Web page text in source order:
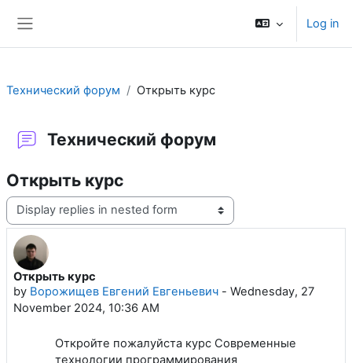
Log in
Технический форум Открыть курс
Технический форум
Открыть курс
Display mode
Открыть курс
by Ворожищев Евгений Евгеньевич - Wednesday, 27
November 2024, 10:36 AM
Number of replies: 1
Откройте пожалуйста курс Современные
технологии программирования